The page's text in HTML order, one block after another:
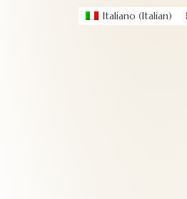
Italiano (Italian)